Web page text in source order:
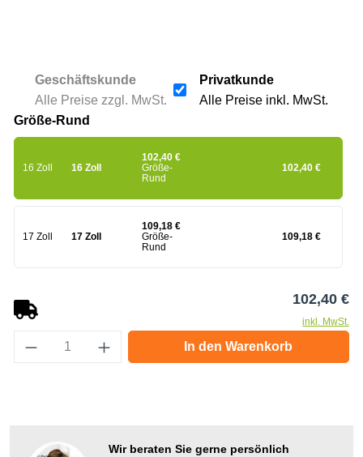
Geschäftskunde
Alle Preise zzgl. MwSt.
Privatkunde
Alle Preise inkl. MwSt.
Größe-Rund
16 Zoll 16 Zoll
102,40 €
Größe-
Rund
102,40 €
17 Zoll 17 Zoll
109,18 €
Größe-
Rund
109,18 €
102,40 €
inkl. MwSt.
Produkt Anzahl: Gib den gewünschten
In den Warenkorb
Wir beraten Sie gerne persönlich